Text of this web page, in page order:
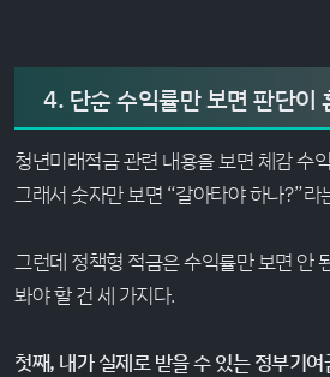
4. 단순 수익률만 보면 판단이
청년미래적금 관련 내용을 보면 체감 수
그래서 숫자만 보면 “갈아타야 하나?”라
그런데 정책형 적금은 수익률만 보면 안
봐야 할 건 세 가지다.
첫째, 내가 실제로 받을 수 있는 정부기